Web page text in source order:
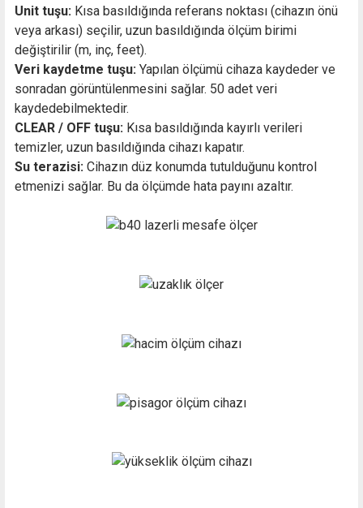
Unit tuşu: Kısa basıldığında referans noktası (cihazın önü
veya arkası) seçilir, uzun basıldığında ölçüm birimi
değiştirilir (m, inç, feet).
Veri kaydetme tuşu: Yapılan ölçümü cihaza kaydeder ve
sonradan görüntülenmesini sağlar. 50 adet veri
kaydedebilmektedir.
CLEAR / OFF tuşu: Kısa basıldığında kayırlı verileri
temizler, uzun basıldığında cihazı kapatır.
Su terazisi: Cihazın düz konumda tutulduğunu kontrol
etmenizi sağlar. Bu da ölçümde hata payını azaltır.